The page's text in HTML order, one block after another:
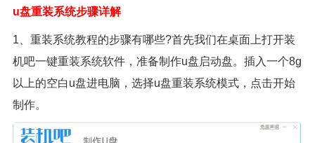
u盘重装系统步骤详解
1、重装系统教程的步骤有哪些?首先我们在桌面上打开装
机吧一键重装系统软件，准备制作u盘启动盘。插入一个8g
以上的空白u盘进电脑，选择u盘重装系统模式，点击开始
制作。